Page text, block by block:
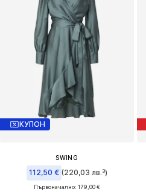
КУПОН
SWING
112,50 € (220,03 лв.³)
Първоначално: 179,00 €